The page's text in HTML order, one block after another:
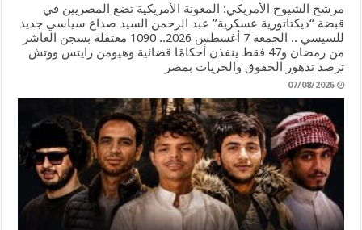
مرشح الشيوخ الأمريكي: المعونة الأمريكية تضع المصريين في
قبضة “ديكتاتورية عسكرية” عبد الرحمن السيد صداع سياسي جديد
للسيسي .. الجمعة 7 أغسطس 2026.. 1090 معتقلة بسجن العاشر
من رمضان و47 فقط ينفذن أحكامًا قضائية وهيومن رايتس ووتش
ترصد تدهور الحقوق والحريات بمصر
07/08/2026